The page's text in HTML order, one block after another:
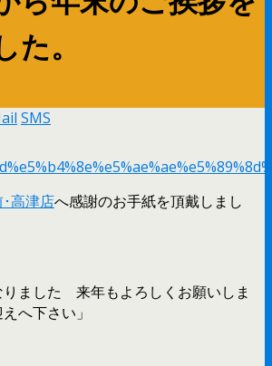
。
SMS
高津店へ感謝のお手紙を頂戴しまし
りました 来年もよろしくお願いしま
へ下さい」